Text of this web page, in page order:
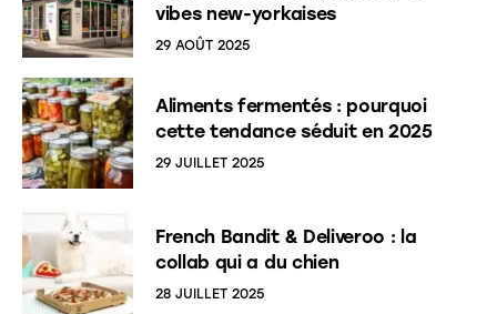
vibes new-yorkaises
29 AOÛT 2025
Aliments fermentés : pourquoi
cette tendance séduit en 2025
29 JUILLET 2025
French Bandit & Deliveroo : la
collab qui a du chien
28 JUILLET 2025